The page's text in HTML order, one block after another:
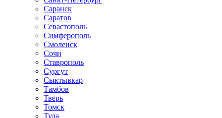
Саранск
Саратов
Севастополь
Симферополь
Смоленск
Сочи
Ставрополь
Сургут
Сыктывкар
Тамбов
Тверь
Томск
Тула